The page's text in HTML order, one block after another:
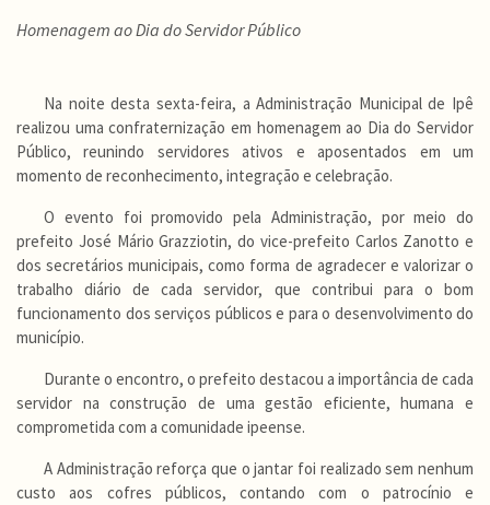
Homenagem ao Dia do Servidor Público
Na noite desta sexta-feira, a Administração Municipal de Ipê
realizou uma confraternização em homenagem ao Dia do Servidor
Público, reunindo servidores ativos e aposentados em um
momento de reconhecimento, integração e celebração.
O evento foi promovido pela Administração, por meio do
prefeito José Mário Grazziotin, do vice-prefeito Carlos Zanotto e
dos secretários municipais, como forma de agradecer e valorizar o
trabalho diário de cada servidor, que contribui para o bom
funcionamento dos serviços públicos e para o desenvolvimento do
município.
Durante o encontro, o prefeito destacou a importância de cada
servidor na construção de uma gestão eficiente, humana e
comprometida com a comunidade ipeense.
A Administração reforça que o jantar foi realizado sem nenhum
custo aos cofres públicos, contando com o patrocínio e